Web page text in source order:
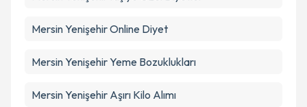
Mersin Yenişehir Online Diyet
Mersin Yenişehir Yeme Bozuklukları
Mersin Yenişehir Aşırı Kilo Alımı